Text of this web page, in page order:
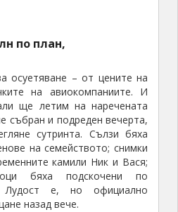
по план,
осуетяване – от цените на
на авиокомпаниите. И
ще летим на наречената
събран и подреден вечерта,
сутринта. Сълзи бяха
на семейството; снимки
камили Ник и Вася;
бяха подскочени по
Лудост е, но официално
назад вече.